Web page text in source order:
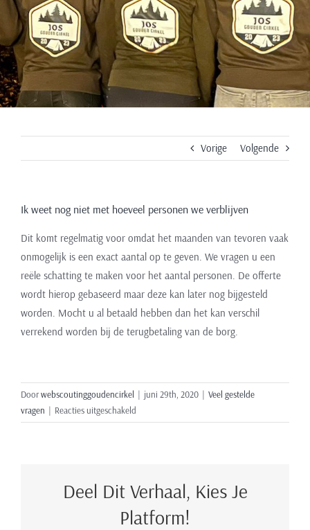
verblijven
Vorige Volgende
Ik weet nog niet met hoeveel personen we verblijven
Dit komt regelmatig voor omdat het maanden van tevoren vaak
onmogelijk is een exact aantal op te geven. We vragen u een
reële schatting te maken voor het aantal personen. De offerte
wordt hierop gebaseerd maar deze kan later nog bijgesteld
worden. Mocht u al betaald hebben dan het kan verschil
verrekend worden bij de terugbetaling van de borg.
Doorwebscoutinggoudencirkel | juni 29th, 2020 | Veel gestelde
vragen | Reacties uitgeschakeld
Ik
met
personen
Deel Dit Verhaal, Kies Je
Platform!